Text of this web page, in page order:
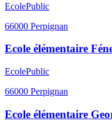
EcolePublic
66000 Perpignan
Ecole élémentaire
EcolePublic
66000 Perpignan
Ecole élémentaire